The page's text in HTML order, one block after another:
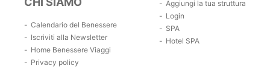
Calendario del Benessere
Iscriviti alla Newsletter
Home Benessere Viaggi
Privacy policy
Aggiungi la tua struttura
Login
SPA
Hotel SPA